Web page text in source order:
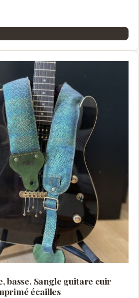
basse. Sangle guitare cuir
écailles